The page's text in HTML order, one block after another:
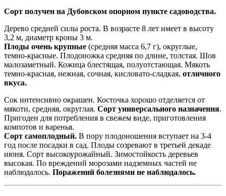
Сорт получен на Дубовском опорном пункте садоводства.
Дерево средней силы роста. В возрасте 8 лет имеет в высоту
3,2 м, диаметр кроны 3 м.
Плоды очень крупные (средняя масса 6,7 г), округлые,
темно-красные. Плодоножка средняя по длине, толстая. Шов
малозаметный. Кожица блестящая, полуотстающая. Мякоть
темно-красная, нежная, сочная, кисловато-сладкая, отличного
вкуса.
Сок интенсивно окрашен. Косточка хорошо отделяется от
мякоти, средняя, округлая. Сорт уни­версального назначения.
Пригоден для потребления в свежем виде, приготов­ления
компотов и варенья.
Сорт самоплодный. В пору плодоношения вступает на 3-4
год после посадки в сад. Пло­ды созревают в третьей декаде
июня. Сорт высокоуро­жайный. Зимостойкость деревьев
высокая. По­ вреждений морозами надземных частей не
наблюдалось. Поражений болезнями не наблюдалось.